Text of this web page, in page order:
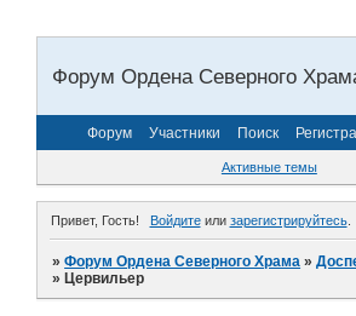
Форум Ордена Северного
Форум Участники Поиск
Активные темы
Привет, Гость! Войдитеили зарегистрируйтесь.
»Форум Ордена Северного Храма »
»Цервильер